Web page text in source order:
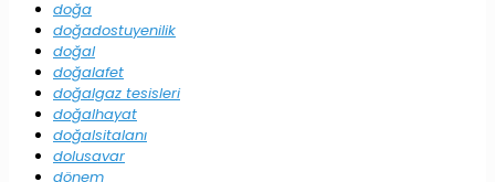
doğa
doğadostuyenilik
doğal
doğalafet
doğalgaz tesisleri
doğalhayat
doğalsitalanı
dolusavar
dönem